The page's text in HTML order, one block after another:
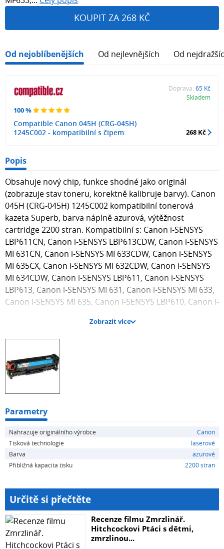
KOUPIT ZA 268 KČ
Od nejoblíbenějších Od nejlevnějších Od
100 %
Compatible Canon 045H (CRG-045H)
1245C002 - kompatibilní s čipem
Doprava: 65 Kč
Skladem
268 Kč
Popis
Obsahuje nový chip, funkce shodné jako originál
(zobrazuje stav toneru, korektně kalibruje barvy). Canon
045H (CRG-045H) 1245C002 kompatibilní tonerová
kazeta Superb, barva náplně azurová, výtěžnost
cartridge 2200 stran. Kompatibilní s: Canon i-SENSYS
LBP611CN, Canon i-SENSYS LBP613CDW, Canon i-SENSYS
MF631CN, Canon i-SENSYS MF633CDW, Canon i-SENSYS
MF635CX, Canon i-SENSYS MF632CDW, Canon i-SENSYS
MF634CDW, Canon i-SENSYS LBP611, Canon i-SENSYS
LBP613, Canon i-SENSYS MF631, Canon i-SENSYS MF633,
Canon i-SENSYS MF635, Canon i-SENSYS LBP610, Canon i-
SENSYS MF632, Canon i-SENSYS MF634, Canon i-SENSYS
MF631cW
Zobrazit více
Parametry
Nahrazuje originálního výrobce
Canon
Tisková technologie
laserové
Barva
azurové
Přibližná kapacita tisku
2200 stran
Určitě si přečtěte
Recenze filmu Zmrzlinář.
Hitchcockovi Ptáci s dětmi,
zmrzlinou...